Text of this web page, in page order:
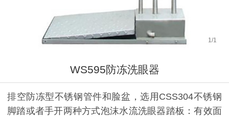
1 /1
WS595防冻洗眼器
排空防冻型不锈钢管件和脸盆，选用CSS304不锈钢
脚踏或者手开两种方式泡沫水流洗眼器踏板：有效面